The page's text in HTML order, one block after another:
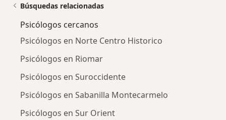
Búsquedas relacionadas
Psicólogos cercanos
Psicólogos en Norte Centro Historico
Psicólogos en Riomar
Psicólogos en Suroccidente
Psicólogos en Sabanilla Montecarmelo
Psicólogos en Sur Orient